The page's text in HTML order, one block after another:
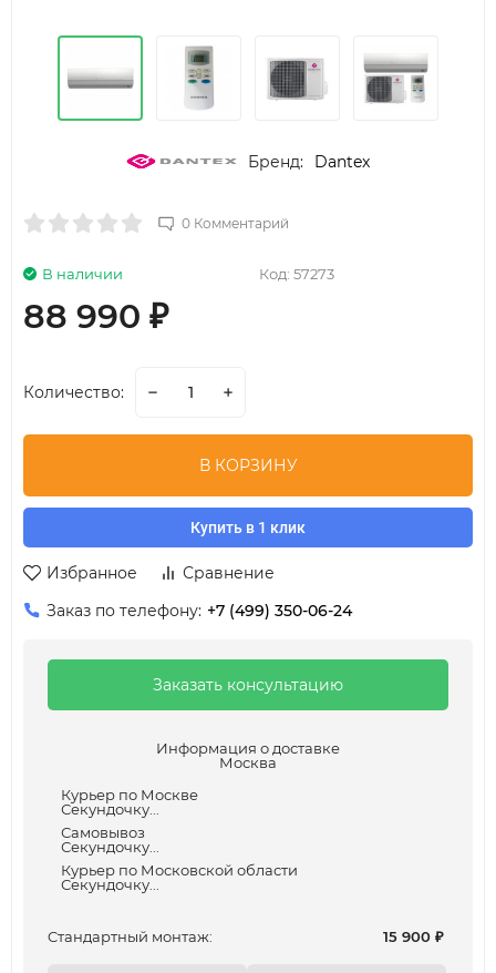
Бренд: Dantex
0 Комментарий
Код: 57273
В наличии
88 990 ₽
Количество:
В КОРЗИНУ
Купить в 1 клик
Избранное
Сравнение
Заказ по телефону: +7 (499) 350-06-24
Заказать консультацию
Информация о доставке
Москва
Курьер по Москве
Секундочку...
Самовывоз
Секундочку...
Курьер по Московской области
Секундочку...
Cтандартный монтаж: 15 900 ₽